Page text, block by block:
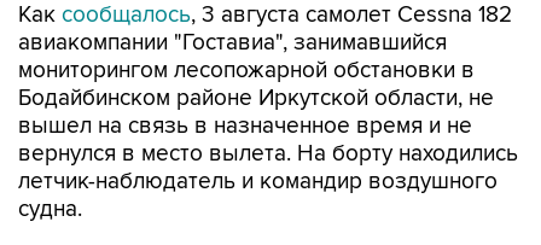
Как сообщалось, 3 августа самолет Cessna 182
авиакомпании "Гоставиа", занимавшийся
мониторингом лесопожарной обстановки в
Бодайбинском районе Иркутской области, не
вышел на связь в назначенное время и не
вернулся в место вылета. На борту находились
летчик-наблюдатель и командир воздушного
судна.